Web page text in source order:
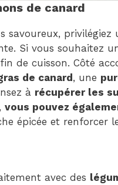
de canard
savoureux, privilégiez
Si vous souhaitez
de cuisson. Côté
de canard , une
à récupérer les
vous pouvez
épicée et renforcer
avec des